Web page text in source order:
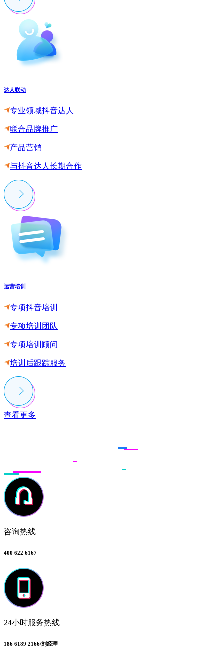
达人联动
专业领域抖音达人
联合品牌推广
产品营销
与抖音达人长期合作
运营培训
专项抖音培训
专项培训团队
专项培训顾问
培训后跟踪服务
查看更多
咨询热线
400 622 6167
24小时服务热线
186 6189 2166/刘经理